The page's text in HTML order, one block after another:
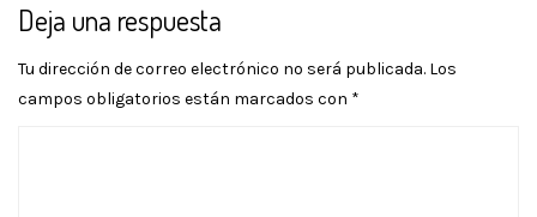
Deja una respuesta
Tu dirección de correo electrónico no será publicada. Los
campos obligatorios están marcados con *